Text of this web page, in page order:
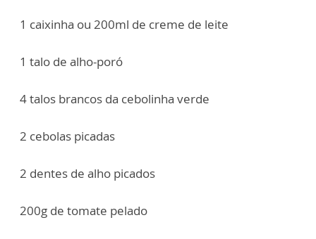
1 caixinha ou 200ml de creme de leite
1 talo de alho-poró
4 talos brancos da cebolinha verde
2 cebolas picadas
2 dentes de alho picados
200g de tomate pelado